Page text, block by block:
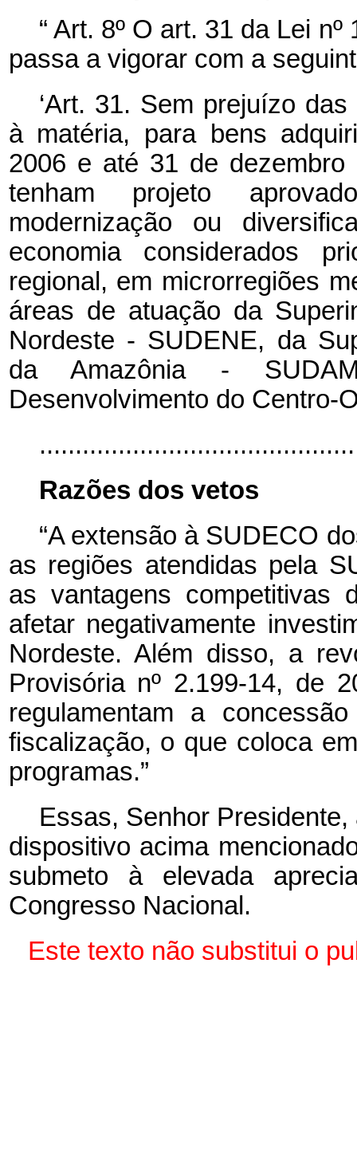
“ Art. 8º O art. 31 da Lei nº
passa a vigorar com a
‘Art. 31. Sem prejuízo
à matéria, para bens
2006 e até 31 de
tenham projeto
modernização ou
economia considerados
regional, em microrregiões
áreas de atuação da
Nordeste - SUDENE, da
da Amazônia -
Desenvolvimento do Centro-
Razões dos vetos
“A extensão à SUDECO
as regiões atendidas pela
as vantagens competitivas
afetar negativamente
Nordeste. Além disso, a
Provisória nº 2.199-14, de
regulamentam a
fiscalização, o que coloca
programas.”
Essas, Senhor
dispositivo acima
submeto à elevada
Congresso Nacional.
Este texto não substitui o